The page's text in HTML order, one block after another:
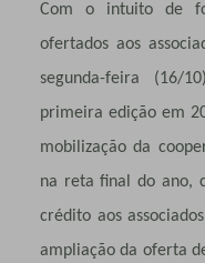
Com o intuito de
ofertados aos
segunda-feira (16/
primeira edição em
mobilização da
na reta final do ano,
crédito aos
ampliação da oferta